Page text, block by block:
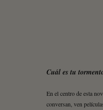
Cuál es tu
En el centro de esta
conversan, ven